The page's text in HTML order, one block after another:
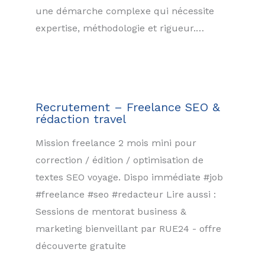
une démarche complexe qui nécessite
expertise, méthodologie et rigueur.…
Recrutement – Freelance SEO &
rédaction travel
Mission freelance 2 mois mini pour
correction / édition / optimisation de
textes SEO voyage. Dispo immédiate #job
#freelance #seo #redacteur Lire aussi :
Sessions de mentorat business &
marketing bienveillant par RUE24 - offre
découverte gratuite